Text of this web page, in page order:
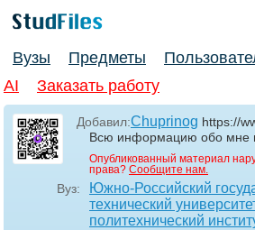
Вузы Предметы
AI
Заказать работу
Добавил:Chuprinog https://
Всю информацию обо мне
Опубликованный материал
права? Сообщите нам.
Вуз:
Южно-Российский
технический
политехнический